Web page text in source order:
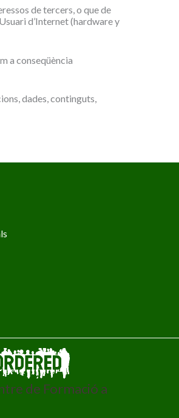
de tercers, o que de
d’Internet (hardware y
a conseqüència
dades, continguts,
de Formació a